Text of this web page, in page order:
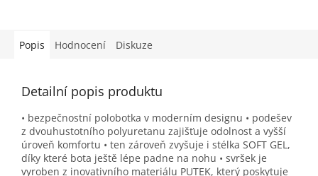
Popis Hodnocení Diskuze
Detailní popis produktu
• bezpečnostní polobotka v moderním designu • podešev
z dvouhustotního polyuretanu zajišťuje odolnost a vyšší
úroveň komfortu • ten zároveň zvyšuje i stélka SOFT GEL,
díky které bota ještě lépe padne na nohu • svršek je
vyroben z inovativního materiálu PUTEK, který poskytuje